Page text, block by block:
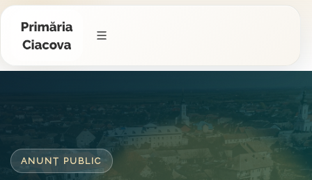
ANUNȚ PUBLIC